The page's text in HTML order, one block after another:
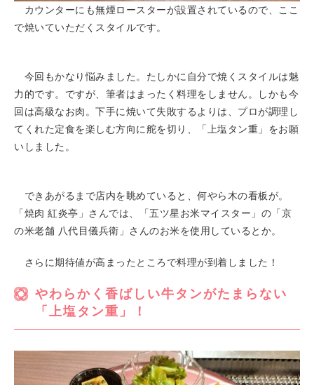
カウンターにも無煙ロースターが設置されているので、ここ
で焼いていただくスタイルです。
今回もかなり悩みました。たしかに自分で焼くスタイルは魅
力的です。ですが、筆者はまったく料理をしません。しかも今
回は高級なお肉。下手に焼いて失敗するよりは、プロが調理し
てくれた定食を楽しむ方向に舵を切り、「上塩タン重」をお願
いしました。
できあがるまで店内を眺めていると、何やら木の看板が。
「焼肉 紅炎亭」さんでは、「五ツ星お米マイスター」の「京
の米老舗 八代目儀兵衛」さんのお米を使用しているとか。
さらに期待値が高まったところで料理が到着しました！
やわらかく香ばしい牛タンがたまらない
「上塩タン重」！